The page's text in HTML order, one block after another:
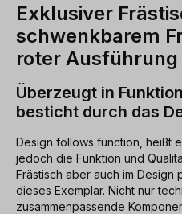
Exklusiver
schwenkbarem
roter Ausführung
Überzeugt in
besticht durch das
Design follows function, heißt
jedoch die Funktion und
Frästisch aber auch im Design
dieses Exemplar. Nicht nur
zusammenpassende